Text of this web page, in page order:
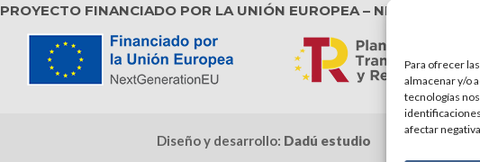
Para ofrecer
almacenar y/o
tecnologías
afectar
PROYECTO FINANCIADO POR LA UNIÓN EUROPEA –
Diseño y desarrollo: Dadú estudio